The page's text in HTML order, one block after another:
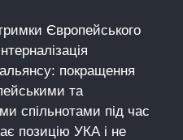
Європейського
альянсу: покращення
та
спільнотами під час
позицію УКА і не